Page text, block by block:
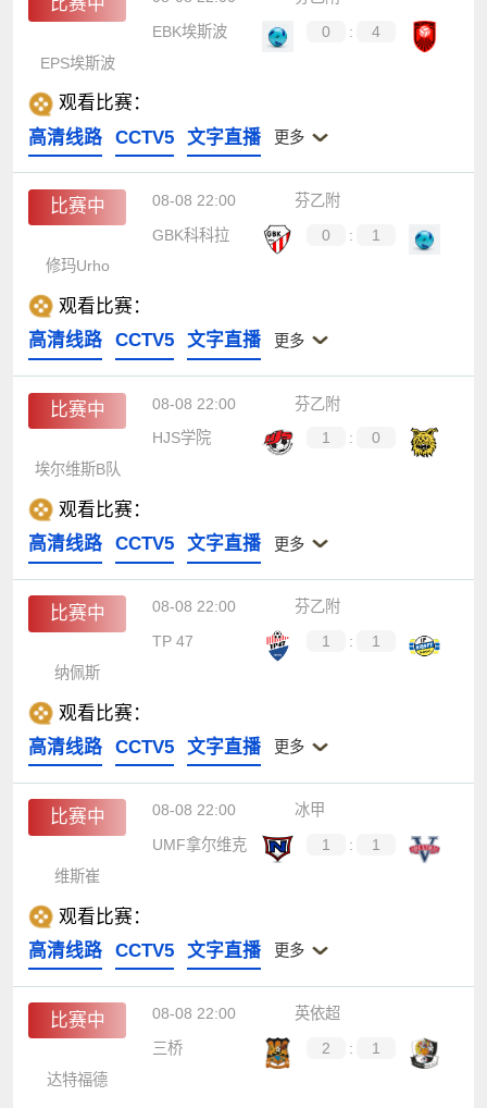
EBK埃斯波
0 :
4
EPS埃斯波
观看比赛：
高清线路
CCTV5 文字直播 更多
比赛中 08-08 22:00
芬乙附
GBK科科拉
0 :
1
修玛Urho
观看比赛：
高清线路
CCTV5 文字直播 更多
比赛中 08-08 22:00
芬乙附
HJS学院
1 :
0
埃尔维斯B队
观看比赛：
高清线路
CCTV5 文字直播 更多
比赛中 08-08 22:00
芬乙附
TP 47
1 :
1
纳佩斯
观看比赛：
高清线路
CCTV5 文字直播 更多
比赛中 08-08 22:00
冰甲
UMF拿尔维克
1 :
1
维斯崔
观看比赛：
高清线路
CCTV5 文字直播 更多
比赛中 08-08 22:00
英依超
三桥
2 :
1
达特福德